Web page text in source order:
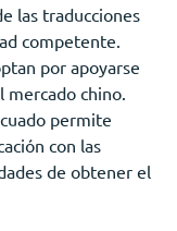
las traducciones
competente.
por apoyarse
chino.
permite
con las
de obtener el